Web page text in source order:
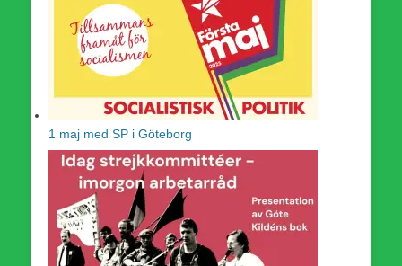
1 maj med SP i Göteborg